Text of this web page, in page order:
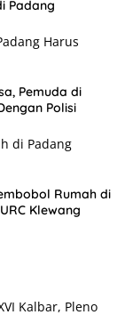
Padang
Pemuda di
Polisi
Rumah di
Klewang